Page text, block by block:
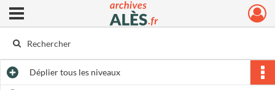
Archives municipales d'Alès
Ouvrir le menu déroulant
Dépliertous les niveaux